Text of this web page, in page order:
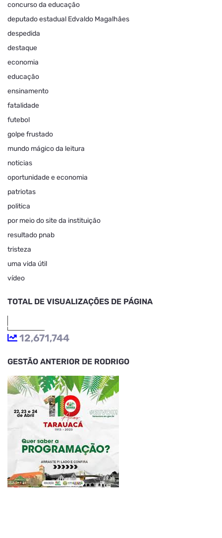
concurso da educação
deputado estadual Edvaldo Magalhães
despedida
destaque
economia
educação
ensinamento
fatalidade
futebol
golpe frustado
mundo mágico da leitura
noticias
oportunidade e economia
patriotas
politica
por meio do site da instituição
resultado pnab
tristeza
uma vida útil
vídeo
TOTAL DE VISUALIZAÇÕES DE PÁGINA
12,671,744
GESTÃO ANTERIOR DE RODRIGO